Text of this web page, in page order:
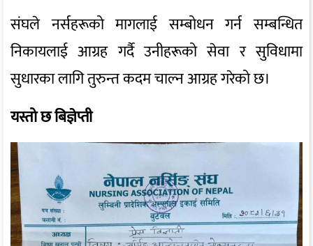
संघले नर्सहरूको मागलाई सम्बोधन गर्न सम्बन्धित
निकायलाई आग्रह गर्दै उनीहरूको सेवा र सुविधामा
सुधारका लागि तुरुन्त कदम चाल्न आग्रह गरेको छ।
यस्तो छ बिज्ञेप्ती